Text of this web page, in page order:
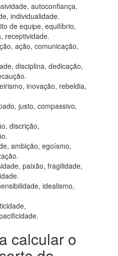
autoconfiança,
individualidade.
de equipe, equilíbrio,
receptividade.
ação, comunicação,
disciplina, dedicação,
inovação, rebeldia,
justo, compassivo,
discrição,
ambição, egoísmo,
paixão, fragilidade,
idealismo,
calcular o